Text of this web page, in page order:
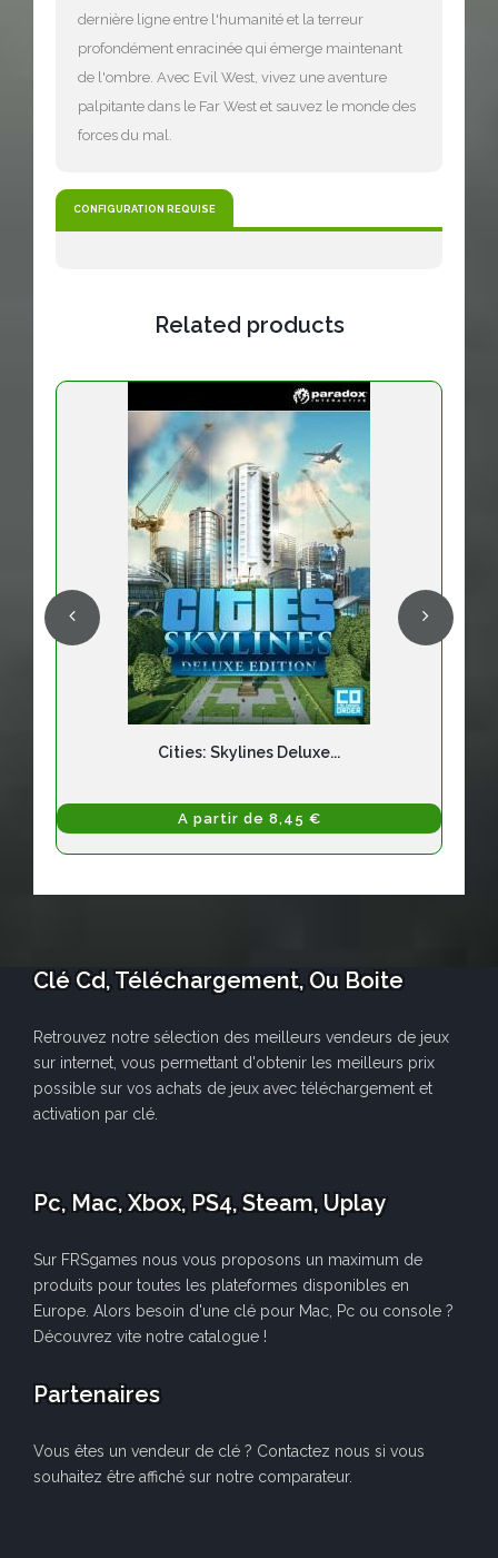
dernière ligne entre l'humanité et la terreur
profondément enracinée qui émerge maintenant
de l'ombre. Avec Evil West, vivez une aventure
palpitante dans le Far West et sauvez le monde des
forces du mal.
CONFIGURATION REQUISE
Related products
Cities: Skylines Deluxe...
A partir de 8,45 €
Clé Cd, Téléchargement, Ou Boite
Retrouvez notre sélection des meilleurs vendeurs de jeux
sur internet, vous permettant d'obtenir les meilleurs prix
possible sur vos achats de jeux avec téléchargement et
activation par clé.
Pc, Mac, Xbox, PS4, Steam, Uplay
Sur FRSgames nous vous proposons un maximum de
produits pour toutes les plateformes disponibles en
Europe. Alors besoin d'une clé pour Mac, Pc ou console ?
Découvrez vite notre catalogue !
Partenaires
Vous êtes un vendeur de clé ? Contactez nous si vous
souhaitez être affiché sur notre comparateur.